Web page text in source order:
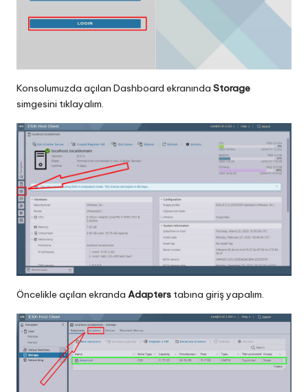
Konsolumuzda açılan Dashboard ekranında Storage
simgesini tıklayalım.
Öncelikle açılan ekranda Adapters tabına giriş yapalım.